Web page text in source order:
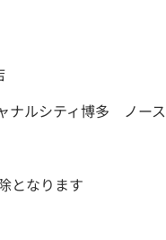
ナルシティ博多 ノー
となります